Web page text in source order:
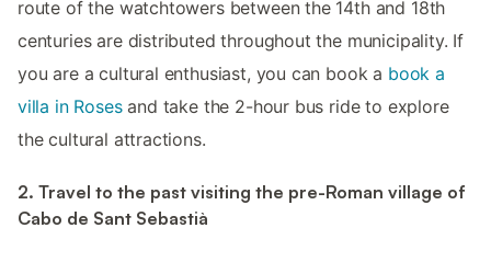
route of the watchtowers between the 14th and 18th
centuries are distributed throughout the municipality. If
you are a cultural enthusiast, you can book a book a
villa in Rosesand take the 2-hour bus ride to explore
the cultural attractions.
2. Travel to the past visiting the pre-Roman village of
Cabo de Sant Sebastià